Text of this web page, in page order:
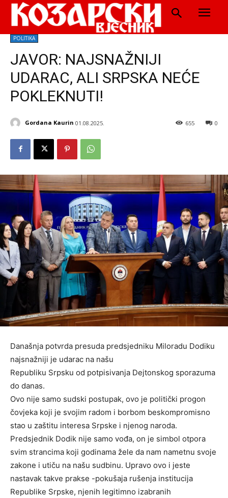
POLITIKA
JAVOR: NAJSNAŽNIJI
UDARAC, ALI SRPSKA NEĆE
POKLEKNUTI!
Gordana Kaurin 01.08.2025. 0
655
Današnja potvrda presuda predsjedniku Miloradu Dodiku
najsnažniji je udarac na našu
Republiku Srpsku od potpisivanja Dejtonskog sporazuma
do danas.
Ovo nije samo sudski postupak, ovo je politički progon
čovjeka koji je svojim radom i borbom beskompromisno
stao u zaštitu interesa Srpske i njenog naroda.
Predsjednik Dodik nije samo vođa, on je simbol otpora
svim strancima koji godinama žele da nam nametnu svoje
zakone i utiču na našu sudbinu. Upravo ovo i jeste
nastavak takve prakse -pokušaja rušenja institucija
Republike Srpske, njenih legitimno izabranih